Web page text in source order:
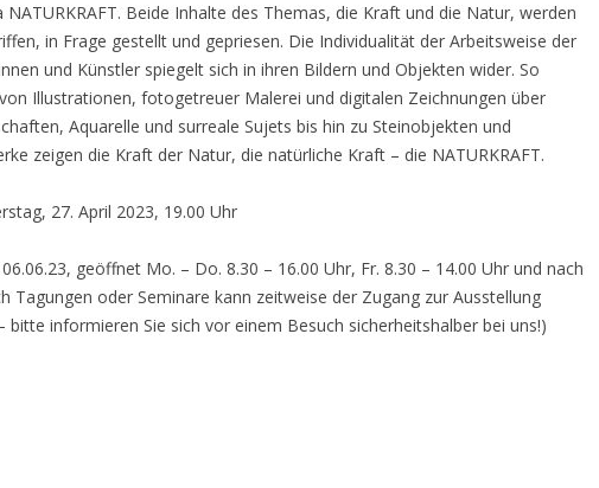
Beide Inhalte des Themas, die Kraft und die Natur, werden
in Frage gestellt und gepriesen. Die Individualität der Arbeitsweise der
und Künstler spiegelt sich in ihren Bildern und Objekten wider. So
Illustrationen, fotogetreuer Malerei und digitalen Zeichnungen über
Aquarelle und surreale Sujets bis hin zu Steinobjekten und
zeigen die Kraft der Natur, die natürliche Kraft – die NATURKRAFT.
27. April 2023, 19.00 Uhr
geöffnet Mo. – Do. 8.30 – 16.00 Uhr, Fr. 8.30 – 14.00 Uhr und nach
Tagungen oder Seminare kann zeitweise der Zugang zur Ausstellung
bitte informieren Sie sich vor einem Besuch sicherheitshalber bei uns!)